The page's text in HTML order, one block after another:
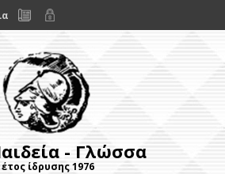
- Γλώσσα
έτος ίδρυσης 1976